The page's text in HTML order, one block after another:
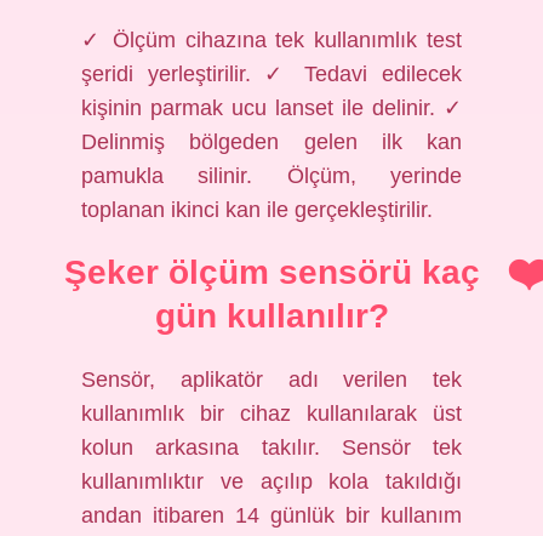
✓ Ölçüm cihazına tek kullanımlık test
şeridi yerleştirilir. ✓ Tedavi edilecek
kişinin parmak ucu lanset ile delinir. ✓
Delinmiş bölgeden gelen ilk kan
pamukla silinir. Ölçüm, yerinde
toplanan ikinci kan ile gerçekleştirilir.
Şeker ölçüm sensörü kaç
gün kullanılır?
Sensör, aplikatör adı verilen tek
kullanımlık bir cihaz kullanılarak üst
kolun arkasına takılır. Sensör tek
kullanımlıktır ve açılıp kola takıldığı
andan itibaren 14 günlük bir kullanım